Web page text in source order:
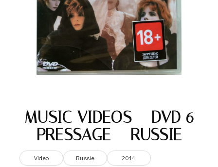
MUSIC VIDEOS – DVD 6
PRESSAGE – RUSSIE
Video Russie 2014